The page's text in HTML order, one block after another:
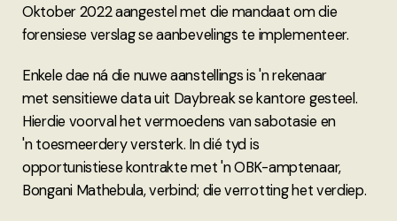
Oktober 2022 aangestel met die mandaat om die
forensiese verslag se aanbevelings te implementeer.
Enkele dae ná die nuwe aanstellings is 'n rekenaar
met sensitiewe data uit Daybreak se kantore gesteel.
Hierdie voorval het vermoedens van sabotasie en
'n toesmeerdery versterk. In dié tyd is
opportunistiese kontrakte met 'n OBK-amptenaar,
Bongani Mathebula, verbind; die verrotting het verdiep.